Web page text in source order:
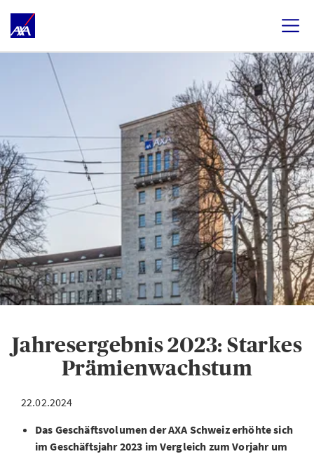
Jahresergebnis 2023: Starkes
Prämienwachstum
22.02.2024
Das Geschäftsvolumen der AXA Schweiz erhöhte sich
im Geschäftsjahr 2023 im Vergleich zum Vorjahr um